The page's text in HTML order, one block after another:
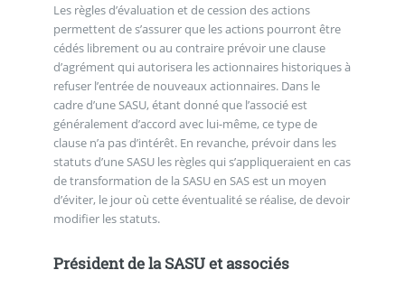
Les règles d’évaluation et de cession des actions
permettent de s’assurer que les actions pourront être
cédés librement ou au contraire prévoir une clause
d’agrément qui autorisera les actionnaires historiques à
refuser l’entrée de nouveaux actionnaires. Dans le
cadre d’une SASU, étant donné que l’associé est
généralement d’accord avec lui-même, ce type de
clause n’a pas d’intérêt. En revanche, prévoir dans les
statuts d’une SASU les règles qui s’appliqueraient en cas
de transformation de la SASU en SAS est un moyen
d’éviter, le jour où cette éventualité se réalise, de devoir
modifier les statuts.
Président de la SASU et associés